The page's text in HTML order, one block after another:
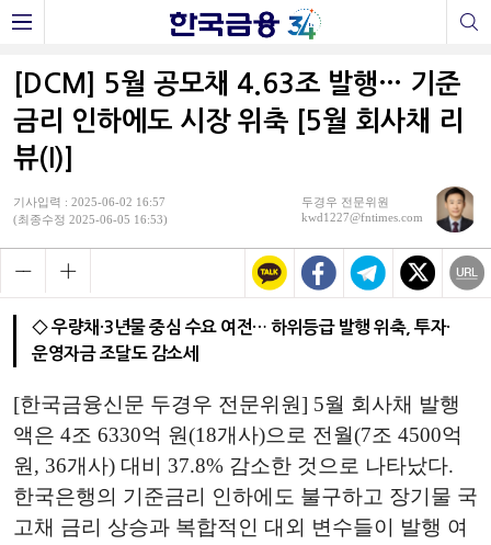
[DCM] 5월 공모채 4.63조 발행… 기준
금리 인하에도 시장 위축 [5월 회사채 리
뷰(I)]
기사입력 : 2025-06-02 16:57
(최종수정 2025-06-05 16:53)
두경우 전문위원
kwd1227@fntimes.com
◇ 우량채·3년물 중심 수요 여전… 하위등급 발행 위축, 투자·
운영자금 조달도 감소세
[한국금융신문 두경우 전문위원] 5월 회사채 발행
액은 4조 6330억 원(18개사)으로 전월(7조 4500억
원, 36개사) 대비 37.8% 감소한 것으로 나타났다.
한국은행의 기준금리 인하에도 불구하고 장기물 국
고채 금리 상승과 복합적인 대외 변수들이 발행 여